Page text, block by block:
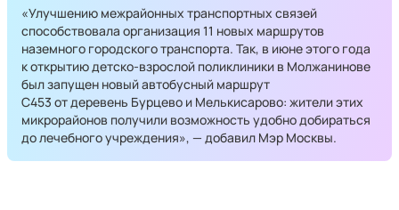
«Улучшению межрайонных транспортных связей
способствовала организация 11 новых маршрутов
наземного городского транспорта. Так, в июне этого года
к открытию детско-взрослой поликлиники в Молжанинове
был запущен новый автобусный маршрут
С453 от деревень Бурцево и Мелькисарово: жители этих
микрорайонов получили возможность удобно добираться
до лечебного учреждения», — добавил Мэр Москвы.